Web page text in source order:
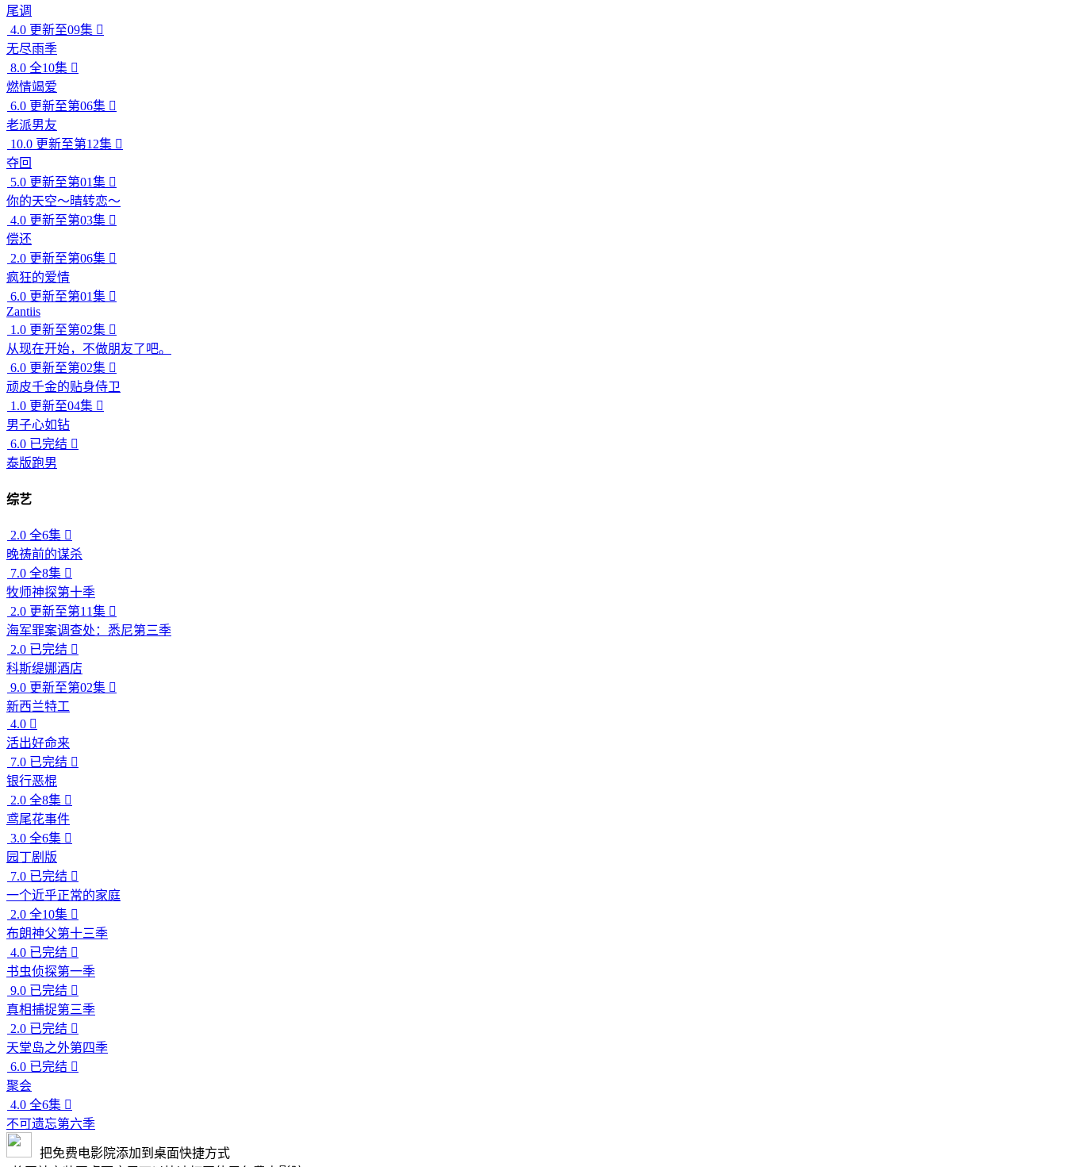
尾调
4.0 更新至09集 
无尽雨季
8.0 全10集 
燃情竭爱
6.0 更新至第06集 
老派男友
10.0 更新至第12集 
夺回
5.0 更新至第01集 
你的天空～晴转恋～
4.0 更新至第03集 
偿还
2.0 更新至第06集 
疯狂的爱情
6.0 更新至第01集 
Zantiis
1.0 更新至第02集 
从现在开始，不做朋友了吧。
6.0 更新至第02集 
顽皮千金的贴身侍卫
1.0 更新至04集 
男子心如钻
6.0 已完结 
泰版跑男
综艺
2.0 全6集 
晚祷前的谋杀
7.0 全8集 
牧师神探第十季
2.0 更新至第11集 
海军罪案调查处：悉尼第三季
2.0 已完结 
科斯缇娜酒店
9.0 更新至第02集 
新西兰特工
4.0 
活出好命来
7.0 已完结 
银行恶棍
2.0 全8集 
鸢尾花事件
3.0 全6集 
园丁剧版
7.0 已完结 
一个近乎正常的家庭
2.0 全10集 
布朗神父第十三季
4.0 已完结 
书虫侦探第一季
9.0 已完结 
真相捕捉第三季
2.0 已完结 
天堂岛之外第四季
6.0 已完结 
聚会
4.0 全6集 
不可遗忘第六季
把免费电影院添加到桌面快捷方式